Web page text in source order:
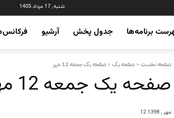
شنبه, 17 مرداد 1405
برنامه‌ها جدول پخش آرشیو
صفحه نخست صفحه یک صفحه یک جمعه 12 مهر
صفحه یک جمعه 12 مهر
12 مهر , 1398